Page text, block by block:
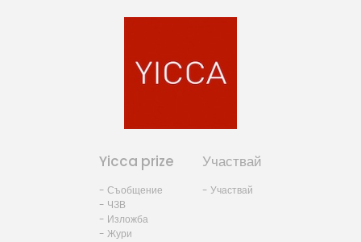
Yicca prize
- Съобщение
- ЧЗВ
- Изложба
- Жури
Участвай
- Участвай